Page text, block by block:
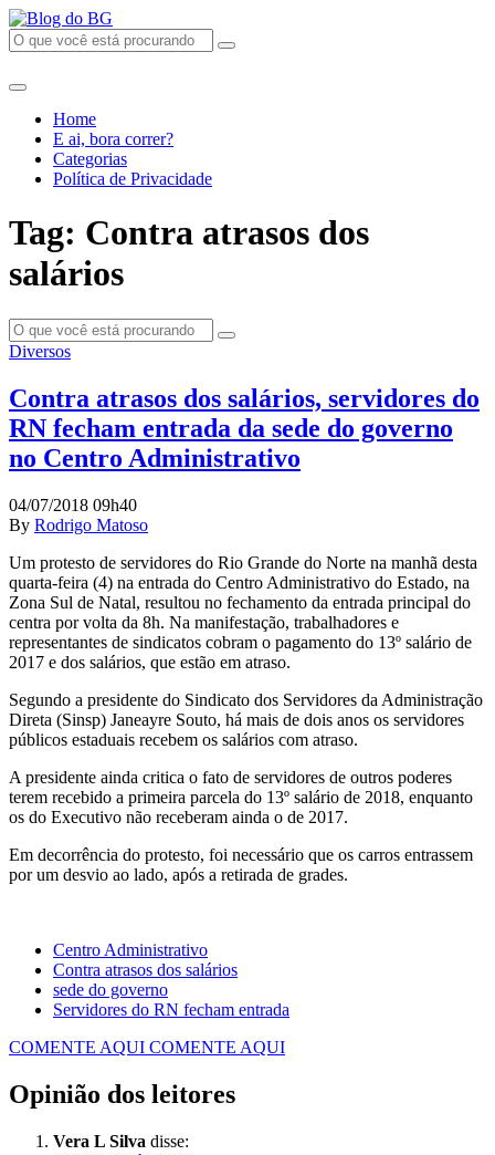
Home
E ai, bora correr?
Categorias
Política de Privacidade
Tag: Contra atrasos dos
salários
Diversos
Contra atrasos dos salários, servidores do
RN fecham entrada da sede do governo
no Centro Administrativo
04/07/2018 09h40
By Rodrigo Matoso
Um protesto de servidores do Rio Grande do Norte na manhã desta
quarta-feira (4) na entrada do Centro Administrativo do Estado, na
Zona Sul de Natal, resultou no fechamento da entrada principal do
centra por volta da 8h. Na manifestação, trabalhadores e
representantes de sindicatos cobram o pagamento do 13º salário de
2017 e dos salários, que estão em atraso.
Segundo a presidente do Sindicato dos Servidores da Administração
Direta (Sinsp) Janeayre Souto, há mais de dois anos os servidores
públicos estaduais recebem os salários com atraso.
A presidente ainda critica o fato de servidores de outros poderes
terem recebido a primeira parcela do 13º salário de 2018, enquanto
os do Executivo não receberam ainda o de 2017.
Em decorrência do protesto, foi necessário que os carros entrassem
por um desvio ao lado, após a retirada de grades.
Centro Administrativo
Contra atrasos dos salários
sede do governo
Servidores do RN fecham entrada
COMENTE AQUI COMENTE AQUI
Opinião dos leitores
Vera L Silva disse: